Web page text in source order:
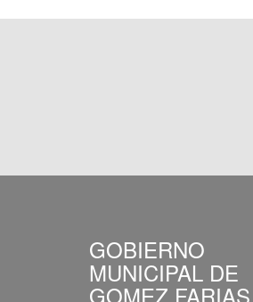
GOBIERNO
MUNICIPAL DE
GOMEZ